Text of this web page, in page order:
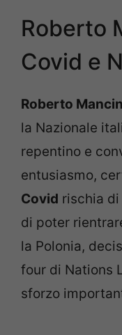
Roberto
Covid e
Roberto
la Nazionale
repentino e
entusiasmo,
Covid rischia
di poter
la Polonia,
four di Nations
sforzo